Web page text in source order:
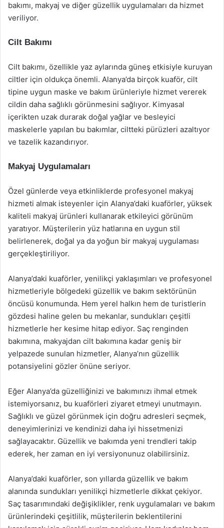
bakımı, makyaj ve diğer güzellik uygulamaları da hizmet
veriliyor.
Cilt Bakımı
Cilt bakımı, özellikle yaz aylarında güneş etkisiyle kuruyan
ciltler için oldukça önemli. Alanya’da birçok kuaför, cilt
tipine uygun maske ve bakım ürünleriyle hizmet vererek
cildin daha sağlıklı görünmesini sağlıyor. Kimyasal
içerikten uzak durarak doğal yağlar ve besleyici
maskelerle yapılan bu bakımlar, ciltteki pürüzleri azaltıyor
ve tazelik kazandırıyor.
Makyaj Uygulamaları
Özel günlerde veya etkinliklerde profesyonel makyaj
hizmeti almak isteyenler için Alanya’daki kuaförler, yüksek
kaliteli makyaj ürünleri kullanarak etkileyici görünüm
yaratıyor. Müşterilerin yüz hatlarına en uygun stil
belirlenerek, doğal ya da yoğun bir makyaj uygulaması
gerçekleştiriliyor.
Alanya’daki kuaförler, yenilikçi yaklaşımları ve profesyonel
hizmetleriyle bölgedeki güzellik ve bakım sektörünün
öncüsü konumunda. Hem yerel halkın hem de turistlerin
gözdesi haline gelen bu mekanlar, sundukları çeşitli
hizmetlerle her kesime hitap ediyor. Saç renginden
bakımına, makyajdan cilt bakımına kadar geniş bir
yelpazede sunulan hizmetler, Alanya’nın güzellik
potansiyelini gözler önüne seriyor.
Eğer Alanya’da güzelliğinizi ve bakımınızı ihmal etmek
istemiyorsanız, bu kuaförleri ziyaret etmeyi unutmayın.
Sağlıklı ve güzel görünmek için doğru adresleri seçmek,
deneyimlerinizi ve kendinizi daha iyi hissetmenizi
sağlayacaktır. Güzellik ve bakımda yeni trendleri takip
ederek, her zaman en iyi versiyonunuz olabilirsiniz.
Alanya’daki kuaförler, son yıllarda güzellik ve bakım
alanında sundukları yenilikçi hizmetlerle dikkat çekiyor.
Saç tasarımındaki değişiklikler, renk uygulamaları ve bakım
ürünlerindeki çeşitlilik, müşterilerin beklentilerini